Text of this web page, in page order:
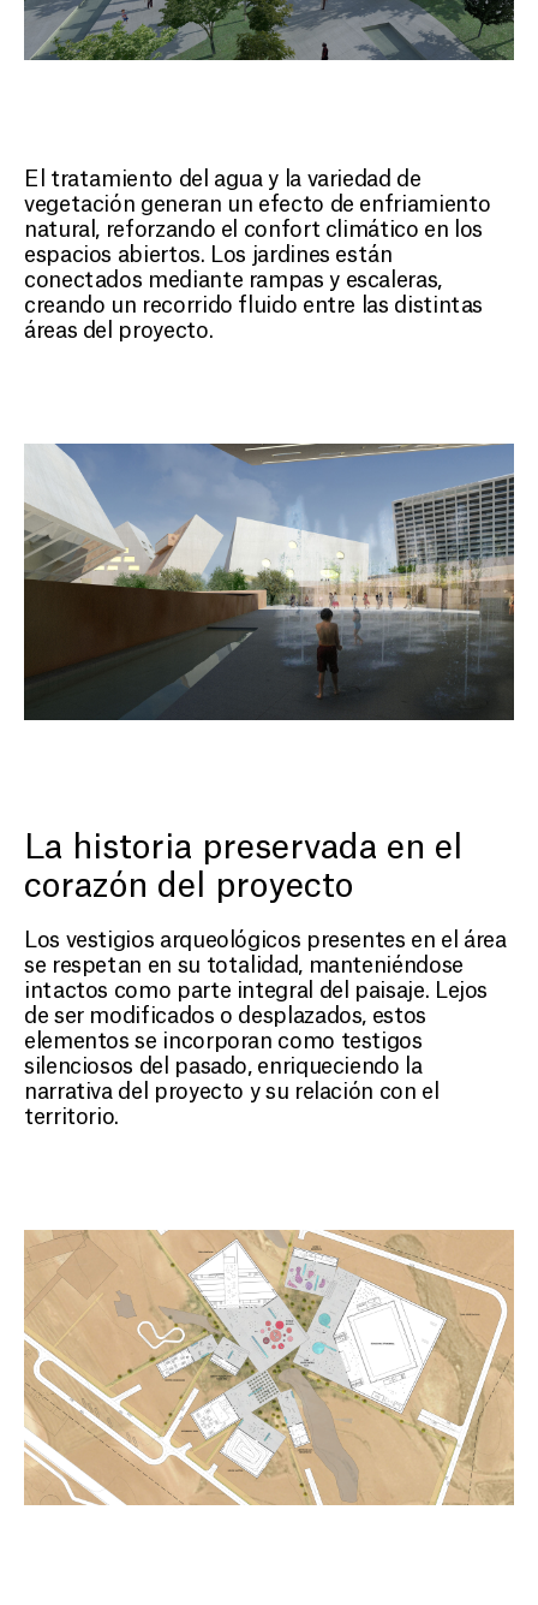
El tratamiento del agua y la variedad de
vegetación generan un efecto de enfriamiento
natural, reforzando el confort climático en los
espacios abiertos. Los jardines están
conectados mediante rampas y escaleras,
creando un recorrido fluido entre las distintas
áreas del proyecto.
La historia preservada en el
corazón del proyecto
Los vestigios arqueológicos presentes en el área
se respetan en su totalidad, manteniéndose
intactos como parte integral del paisaje. Lejos
de ser modificados o desplazados, estos
elementos se incorporan como testigos
silenciosos del pasado, enriqueciendo la
narrativa del proyecto y su relación con el
territorio.